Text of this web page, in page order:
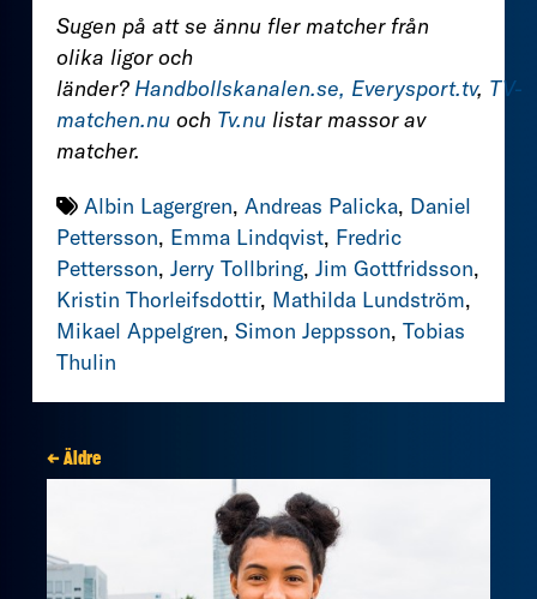
Sugen på att se ännu fler matcher från
olika ligor och
länder? Handbollskanalen.se, Everysport.tv, TV-
matchen.nu och Tv.nu listar massor av
matcher.
Albin Lagergren, Andreas Palicka, Daniel
Pettersson, Emma Lindqvist, Fredric
Pettersson, Jerry Tollbring, Jim Gottfridsson,
Kristin Thorleifsdottir, Mathilda Lundström,
Mikael Appelgren, Simon Jeppsson, Tobias
Thulin
← Äldre